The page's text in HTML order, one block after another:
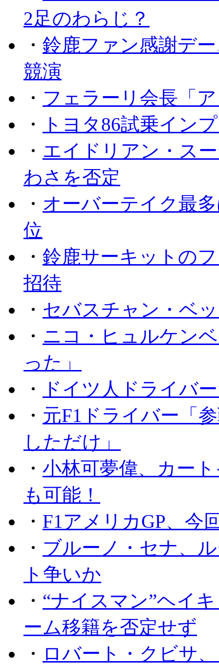
2足のわらじ？
・ 鈴鹿ファン感謝デ
競演
・ フェラーリ会長「
・
トヨタ86試乗イン
・ エイドリアン・ス
わさを否定
・ オーバーテイク最
位
・ 鈴鹿サーキットの
招待
・ セバスチャン・ベ
・ ニコ・ヒュルケン
った」
・
ドイツ人ドライバ
・ 元F1ドライバー「
しただけ」
・ 小林可夢偉、カー
も可能！
・ F1アメリカGP、今
・ ブルーノ・セナ、
ト争いか
・ “ナイスマン”ヘイ
ーム移籍を否定せず
・ ロバート・クビサ